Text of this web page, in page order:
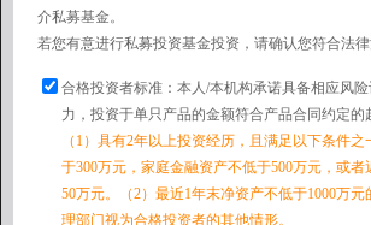
介私募基金。
若您有意进行私募投资基金投资，请确认您符合法
合格投资者标准：本人/本机构承诺具备相应风
力，投资于单只产品的金额符合产品合同约定的
（1）具有2年以上投资经历，且满足以下条件
于300万元，家庭金融资产不低于500万元，或
50万元。（2）最近1年末净资产不低于1000万
理部门视为合格投资者的其他情形。